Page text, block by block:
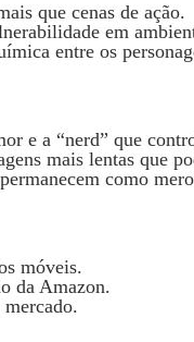
que cenas de ação.
em
entre os
e a “nerd” que
mais lentas que
como
móveis.
da Amazon.